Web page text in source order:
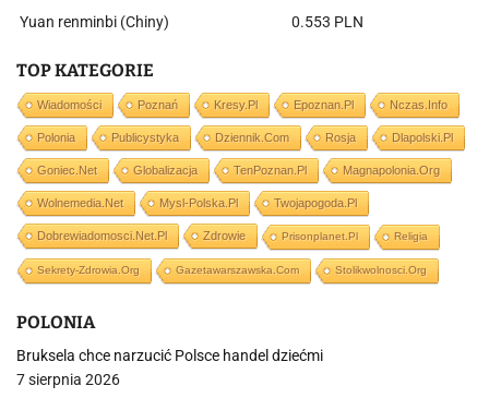
Yuan renminbi (Chiny)
0.553 PLN
TOP KATEGORIE
Wiadomości Poznań Kresy.pl Epoznan.pl Nczas.info
Polonia Publicystyka Dziennik.com Rosja Dlapolski.pl
Goniec.net Globalizacja TenPoznan.pl Magnapolonia.org
Wolnemedia.net Mysl-Polska.pl Twojapogoda.pl
Dobrewiadomosci.net.pl Zdrowie Prisonplanet.pl Religia
Sekrety-Zdrowia.org Gazetawarszawska.com Stolikwolnosci.org
POLONIA
Bruksela chce narzucić Polsce handel dziećmi
7 sierpnia 2026